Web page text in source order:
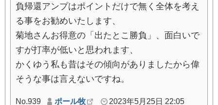
負帰還アンプはポイントだけで無く全体を考え
る事をお勧めいたします、
菊地さんお得意の「出たとこ勝負」、面白いで
すが打率が低いと思われます、
かくゆう私も昔はその傾向がありましたから偉
そうな事は言えないですね。
No.939 ポール牧 2023年5月25日 22:05